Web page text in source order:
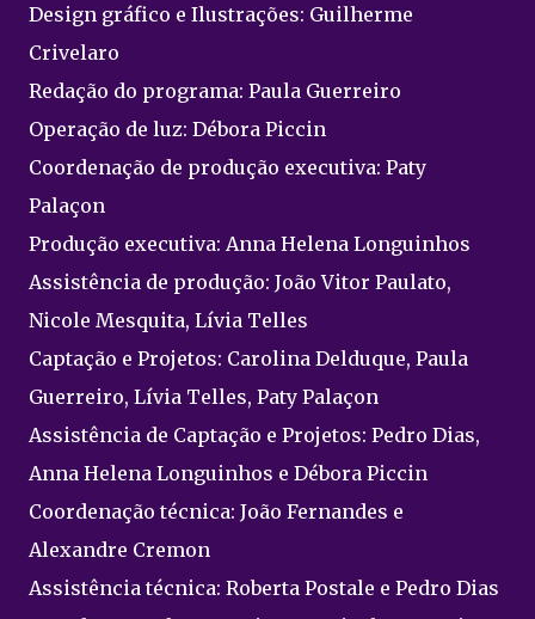
Design gráfico e Ilustrações: Guilherme
Crivelaro
Redação do programa: Paula Guerreiro
Operação de luz: Débora Piccin
Coordenação de produção executiva: Paty
Palaçon
Produção executiva: Anna Helena Longuinhos
Assistência de produção: João Vitor Paulato,
Nicole Mesquita, Lívia Telles
Captação e Projetos: Carolina Delduque, Paula
Guerreiro, Lívia Telles, Paty Palaçon
Assistência de Captação e Projetos: Pedro Dias,
Anna Helena Longuinhos e Débora Piccin
Coordenação técnica: João Fernandes e
Alexandre Cremon
Assistência técnica: Roberta Postale e Pedro Dias